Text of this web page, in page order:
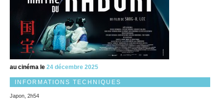
au cinéma le 24 décembre 2025
INFORMATIONS TECHNIQUES
Japon, 2h54